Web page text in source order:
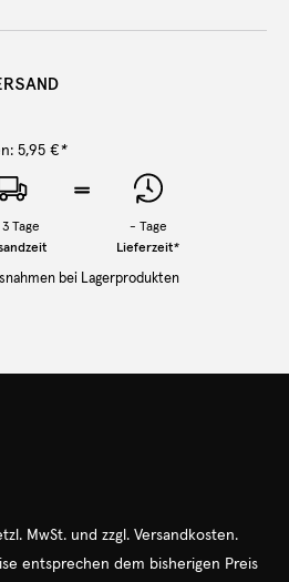
5,95 €*
Tage
- Tage
Lieferzeit*
bei Lagerprodukten
MwSt. und zzgl. Versandkosten.
entsprechen dem bisherigen Preis